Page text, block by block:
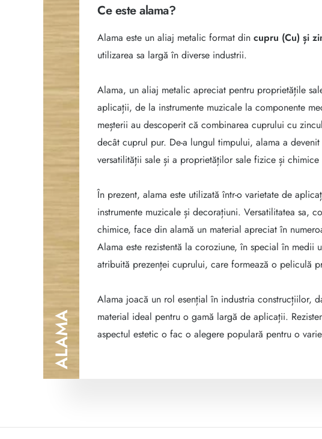
ALAMA
Ce este alama?
Alama este un aliaj metalic format din cupru (Cu) și
utilizarea sa largă în diverse industrii.
Alama, un aliaj metalic apreciat pentru proprietățile
aplicații, de la instrumente muzicale la componente
meșterii au descoperit că combinarea cuprului cu
decât cuprul pur. De-a lungul timpului, alama a
versatilității sale și a proprietăților sale fizice și chimice
În prezent, alama este utilizată într-o varietate de
instrumente muzicale și decorațiuni. Versatilitatea sa,
chimice, face din alamă un material apreciat în
Alama este rezistentă la coroziune, în special în medii
atribuită prezenței cuprului, care formează o peliculă
Alama joacă un rol esențial în industria construcțiilor,
material ideal pentru o gamă largă de aplicații.
aspectul estetic o fac o alegere populară pentru o